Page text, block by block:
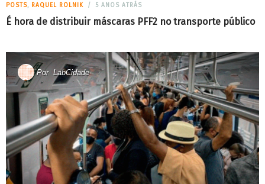
POSTS, RAQUEL ROLNIK 5 ANOS ATRÁS
É hora de distribuir máscaras PFF2 no transporte público
Por LabCidade